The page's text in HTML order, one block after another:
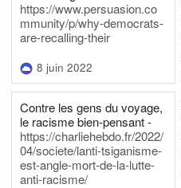
https://www.persuasion.co
mmunity/p/why-democrats-
are-recalling-their
8 juin 2022
Contre les gens du voyage,
le racisme bien-pensant -
https://charliehebdo.fr/2022/
04/societe/lanti-tsiganisme-
est-angle-mort-de-la-lutte-
anti-racisme/